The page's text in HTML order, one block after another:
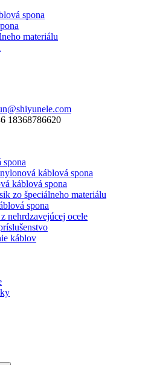
spona
materiálu
18368786620
káblová spona
káblová spona
zo špeciálneho materiálu
spona
nehrdzavejúcej ocele
káblov